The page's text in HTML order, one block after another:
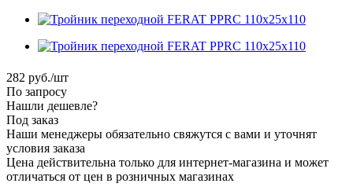
282 руб./шт
По запросу
Нашли дешевле?
Под заказ
Наши менеджеры обязательно свяжутся с вами и уточнят
условия заказа
Цена действительна только для интернет-магазина и может
отличаться от цен в розничных магазинах